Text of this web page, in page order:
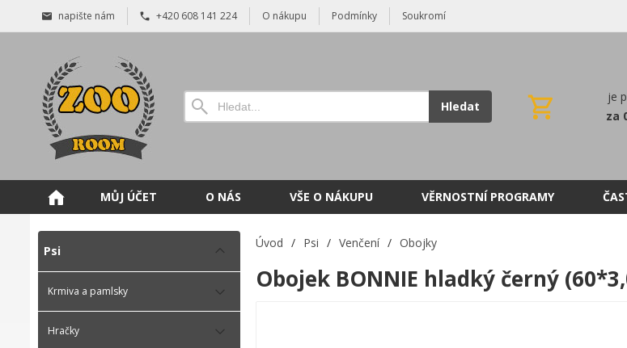
napište nám +420 608 141 224 O nákupu Podmínky Soukromí
Hledat
je
za
MŮJ ÚČET O NÁS VŠE O NÁKUPU VĚRNOSTNÍ PROGRAMY
Psi
Krmiva a pamlsky
Hračky
Úvod / Psi / Venčení / Obojky
Obojek BONNIE hladký černý